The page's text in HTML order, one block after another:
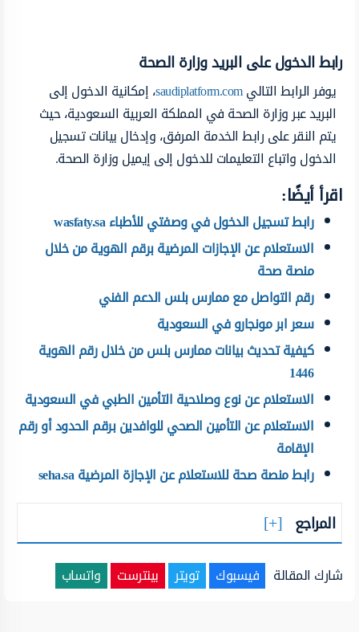
رابط الدخول على البريد وزارة الصحة
يوفر الرابط التاليsaudiplatform.com، إمكانية الدخول إلى
البريد عبر وزارة الصحة في المملكة العربية السعودية، حيث
يتم النقر على رابط الخدمة المرفق، وإدخال بيانات تسجيل
الدخول واتباع التعليمات للدخول إلى إيميل وزارة الصحة.
اقرأ أيضًا:
رابط تسجيل الدخول في وصفتي للأطباء wasfaty.sa
الاستعلام عن الإجازات المرضية برقم الهوية من خلال
منصة صحة
رقم التواصل مع ممارس بلس الدعم الفني
سعر ابر مونجارو في السعودية
كيفية تحديث بيانات ممارس بلس من خلال رقم الهوية
1446
الاستعلام عن نوع وصلاحية التأمين الطبي في السعودية
الاستعلام عن التأمين الصحي للوافدين برقم الحدود أو رقم
الإقامة
رابط منصة صحة للاستعلام عن الإجازة المرضية seha.sa
المراجع
شارك المقالة فيسبوك تويتر بينترست واتساب